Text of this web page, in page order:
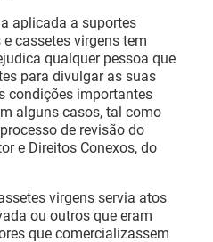
aplicada a suportes
cassetes virgens tem
qualquer pessoa que
para divulgar as suas
condições importantes
alguns casos, tal como
de revisão do
e Direitos Conexos, do
virgens servia atos
ou outros que eram
que comercializassem